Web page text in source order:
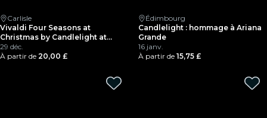
Carlisle
Vivaldi Four Seasons at
Christmas by Candlelight at
Carlisle Cathedral
29 déc.
À partir de 20,00 £
Édimbourg
Candlelight : hommage à Ariana
Grande
16 janv.
À partir de 15,75 £